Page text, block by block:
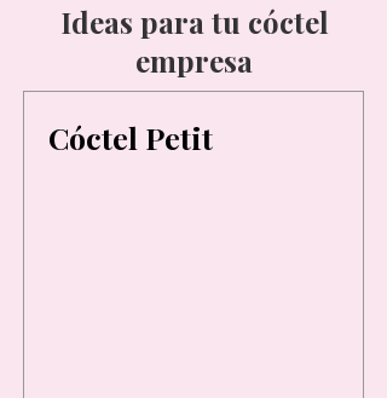
Ideas para tu cóctel
empresa
Cóctel Petit